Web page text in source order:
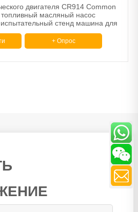
станок
двигателя CR914 Common
масляный насос
стенд машина для
+ Опрос